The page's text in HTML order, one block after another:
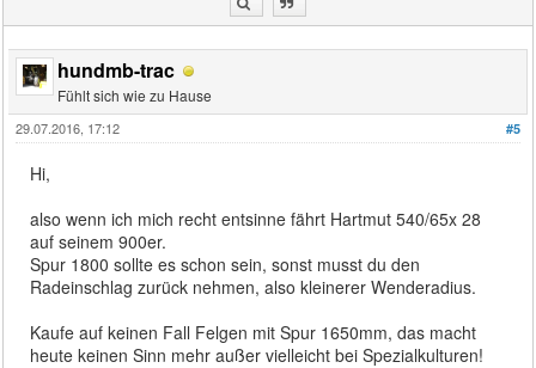
hundmb-trac
Fühlt sich wie zu Hause
#5
29.07.2016, 17:12
Hi,
also wenn ich mich recht entsinne fährt Hartmut 540/65x 28
auf seinem 900er.
Spur 1800 sollte es schon sein, sonst musst du den
Radeinschlag zurück nehmen, also kleinerer Wenderadius.
Kaufe auf keinen Fall Felgen mit Spur 1650mm, das macht
heute keinen Sinn mehr außer vielleicht bei Spezialkulturen!